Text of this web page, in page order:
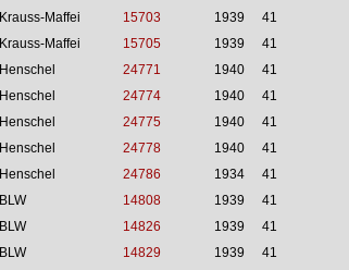
Krauss-Maffei
15703 1939 41
Krauss-Maffei
15705 1939 41
Henschel
24771 1940 41
Henschel
24774 1940 41
Henschel
24775 1940 41
Henschel
24778 1940 41
Henschel
24786 1934 41
BLW
14808 1939 41
BLW
14826 1939 41
BLW
14829 1939 41